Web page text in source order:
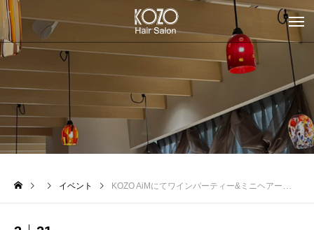
イベント KOZO AiMにてワインパーティー&ミニヘアーショー開催しました